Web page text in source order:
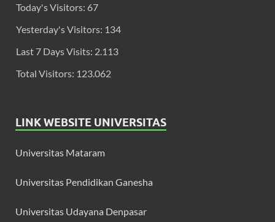
Today's Visitors: 67
Yesterday's Visitors: 134
Last 7 Days Visits: 2.113
Total Visitors: 123.062
LINK WEBSITE UNIVERSITAS
Universitas Mataram
Universitas Pendidikan Ganesha
Universitas Udayana Denpasar